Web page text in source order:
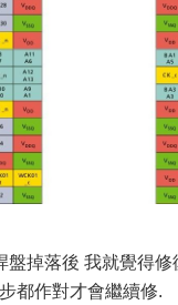
盤掉落後 我就覺得
都作對才會繼續修.